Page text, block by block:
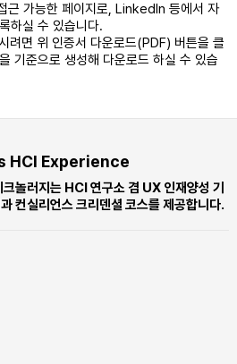
근 가능한 페이지로, LinkedIn 등에서 자
하실 수 있습니다.
려면 위 인증서 다운로드(PDF) 버튼을 클
기준으로 생성해 다운로드 하실 수 있습
HCI Experience
놀러지는 HCI 연구소 겸 UX 인재양성 기
컨실리언스 크리덴셜 코스를 제공합니다.